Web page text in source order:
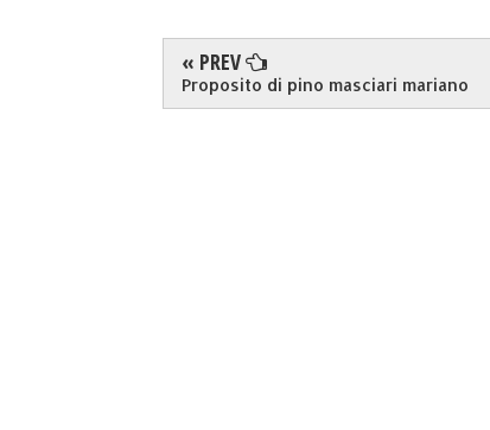
« PREV
Proposito di pino masciari mariano